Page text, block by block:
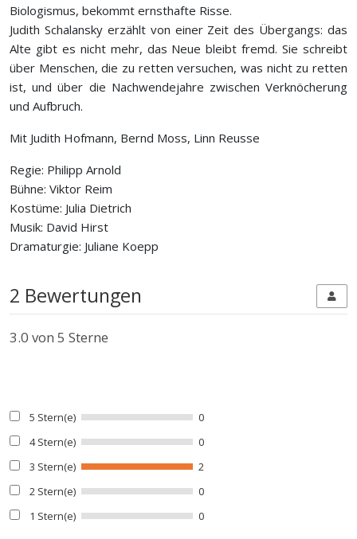
Biologismus, bekommt ernsthafte Risse.
Judith Schalansky erzählt von einer Zeit des Übergangs: das
Alte gibt es nicht mehr, das Neue bleibt fremd. Sie schreibt
über Menschen, die zu retten versuchen, was nicht zu retten
ist, und über die Nachwendejahre zwischen Verknöcherung
und Aufbruch.
Mit Judith Hofmann, Bernd Moss, Linn Reusse
Regie: Philipp Arnold
Bühne: Viktor Reim
Kostüme: Julia Dietrich
Musik: David Hirst
Dramaturgie: Juliane Koepp
2 Bewertungen
3.0 von 5 Sterne
5 Stern(e)
0
4 Stern(e)
0
3 Stern(e)
2
2 Stern(e)
0
1 Stern(e)
0